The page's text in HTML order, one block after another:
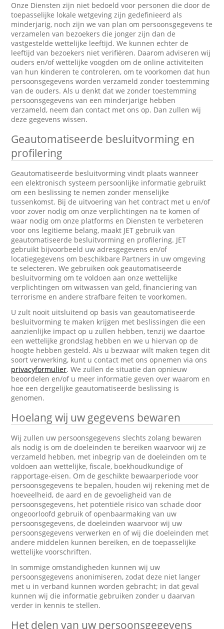
Onze Diensten zijn niet bedoeld voor personen die door de
toepasselijke lokale wetgeving zijn gedefinieerd als
minderjarig, noch zijn we van plan om persoonsgegevens te
verzamelen van bezoekers die jonger zijn dan de
vastgestelde wettelijke leeftijd. We kunnen echter de
leeftijd van bezoekers niet verifiëren. Daarom adviseren wij
ouders en/of wettelijke voogden om de online activiteiten
van hun kinderen te controleren, om te voorkomen dat hun
persoonsgegevens worden verzameld zonder toestemming
van de ouders. Als u denkt dat we zonder toestemming
persoonsgegevens van een minderjarige hebben
verzameld, neem dan contact met ons op. Dan zullen wij
deze gegevens wissen.
Geautomatiseerde besluitvorming en
profilering
Geautomatiseerde besluitvorming vindt plaats wanneer
een elektronisch systeem persoonlijke informatie gebruikt
om een beslissing te nemen zonder menselijke
tussenkomst. Bij de uitvoering van het contract met u en/of
voor zover nodig om onze verplichtingen na te komen of
waar nodig om onze platforms en Diensten te verbeteren
voor ons legitieme belang, maakt JET gebruik van
geautomatiseerde besluitvorming en profilering. JET
gebruikt bijvoorbeeld uw adresgegevens en/of
locatiegegevens om beschikbare Partners in uw omgeving
te selecteren. We gebruiken ook geautomatiseerde
besluitvorming om te voldoen aan onze wettelijke
verplichtingen om witwassen van geld, financiering van
terrorisme en andere strafbare feiten te voorkomen.
U zult nooit uitsluitend op basis van geautomatiseerde
besluitvorming te maken krijgen met beslissingen die een
aanzienlijke impact op u zullen hebben, tenzij we daartoe
een wettelijke grondslag hebben en we u hiervan op de
hoogte hebben gesteld. Als u bezwaar wilt maken tegen dit
soort verwerking, kunt u contact met ons opnemen via ons
privacyformulier. We zullen de situatie dan opnieuw
beoordelen en/of u meer informatie geven over waarom en
hoe een dergelijke geautomatiseerde beslissing is
genomen.
Hoelang wij uw gegevens bewaren
Wij zullen uw persoonsgegevens slechts zolang bewaren
als nodig is om de doeleinden te bereiken waarvoor wij ze
verzameld hebben, met inbegrip van de doeleinden om te
voldoen aan wettelijke, fiscale, boekhoudkundige of
rapportage-eisen. Om de geschikte bewaarperiode voor
persoonsgegevens te bepalen, houden wij rekening met de
hoeveelheid, de aard en de gevoeligheid van de
persoonsgegevens, het potentiële risico van schade door
ongeoorloofd gebruik of openbaarmaking van uw
persoonsgegevens, de doeleinden waarvoor wij uw
persoonsgegevens verwerken en of wij die doeleinden met
andere middelen kunnen bereiken, en de toepasselijke
wettelijke voorschriften.
In sommige omstandigheden kunnen wij uw
persoonsgegevens anonimiseren, zodat deze niet langer
met u in verband kunnen worden gebracht; in dat geval
kunnen wij die informatie gebruiken zonder u daarvan
verder in kennis te stellen.
Het delen van uw persoonsgegevens